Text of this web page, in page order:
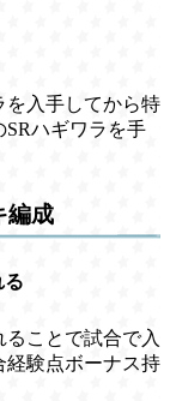
を入手してから特
ハギワラを手
編成
る
ことで試合で入
経験点ボーナス持